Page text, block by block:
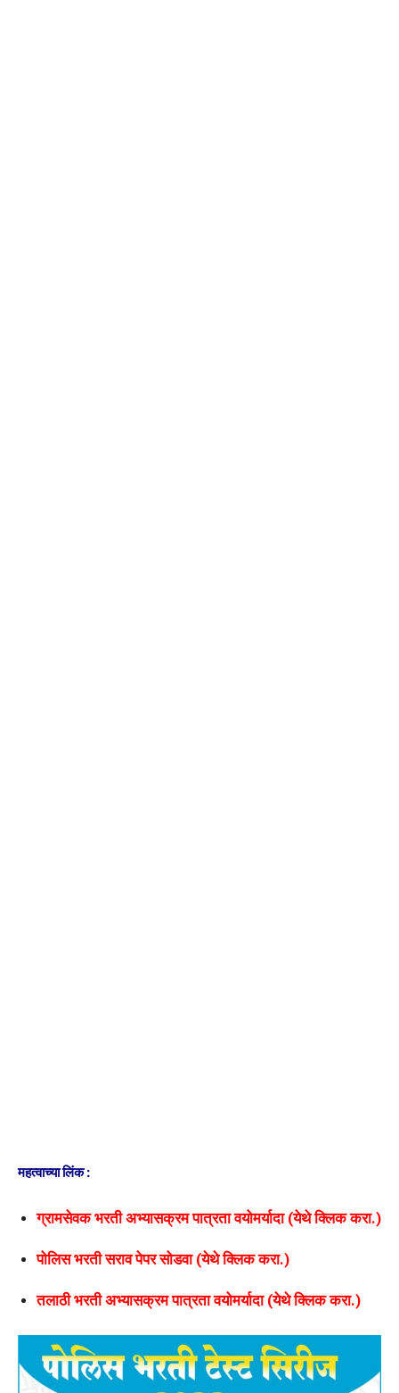
महत्वाच्या लिंक :
ग्रामसेवक भरती अभ्यासक्रम पात्रता वयोमर्यादा (येथे क्लिक करा.)
पोलिस भरती सराव पेपर सोडवा (येथे क्लिक करा.)
तलाठी भरती अभ्यासक्रम पात्रता वयोमर्यादा (येथे क्लिक करा.)